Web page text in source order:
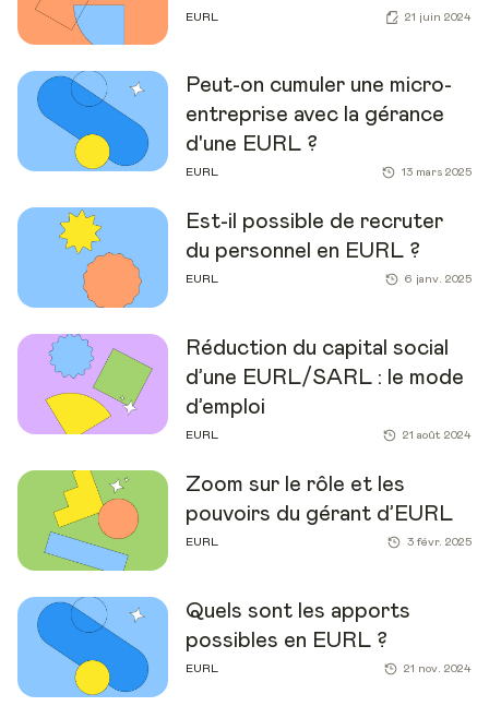
EURL 21 juin 2024
Peut-on cumuler une micro-
entreprise avec la gérance
d'une EURL ?
EURL 13 mars 2025
Est-il possible de recruter
du personnel en EURL ?
EURL 6 janv. 2025
Réduction du capital social
d’une EURL/SARL : le mode
d’emploi
EURL 21 août 2024
Zoom sur le rôle et les
pouvoirs du gérant d’EURL
EURL 3 févr. 2025
Quels sont les apports
possibles en EURL ?
EURL 21 nov. 2024